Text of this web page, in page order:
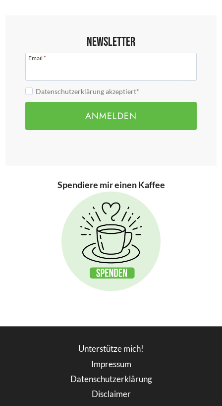
Newsletter
Email *
Datenschutzerklärung akzeptiert*
ANMELDEN
Spendiere mir einen Kaffee
Unterstütze mich!
Impressum
Datenschutzerklärung
Disclaimer